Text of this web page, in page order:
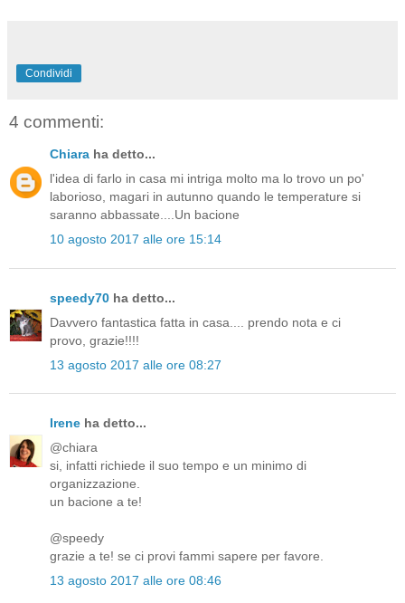
Condividi
4 commenti:
Chiara ha detto...
l'idea di farlo in casa mi intriga molto ma lo trovo un po'
laborioso, magari in autunno quando le temperature si
saranno abbassate....Un bacione
10 agosto 2017 alle ore 15:14
speedy70 ha detto...
Davvero fantastica fatta in casa.... prendo nota e ci
provo, grazie!!!!
13 agosto 2017 alle ore 08:27
Irene ha detto...
@chiara
si, infatti richiede il suo tempo e un minimo di
organizzazione.
un bacione a te!
@speedy
grazie a te! se ci provi fammi sapere per favore.
13 agosto 2017 alle ore 08:46